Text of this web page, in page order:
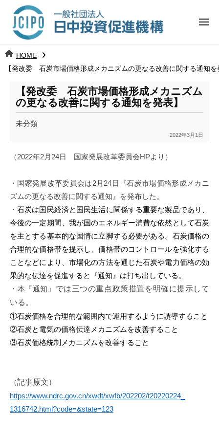
ツ 日
中
投
資
進
機
構
j
c
メ
HOME
【発改委 石炭市場価格形成メカニズムの更なる改善に関する通知を
【発改委 石炭市場価格形成メカニズム
の更なる改善に関する通知を発表】
未分類
2022年3月1日
k
n
a
u
m
（2022年2月 24日 国家発展改革委員会HPより）
・国家発展改革委員会は2月24 日『石炭市場価格形成メカニ
ズムの更なる改善に関する通知』を発布した。
・石炭は国民経済と国民生活に関係する重要な製品であり、
今後の一定期間、我が国のエネルギー消費な依然として石炭
を主とする基本的な国情に立脚する必要がある。石炭価格の
合理的な価格帯を提示し、価格帯のコントロールを強化する
ことなどにより、市場化の方法を通じた石炭や電力価格の効
果的な伝達を促進すると『通知』は打ち出している。
・本『通知』 では三つの重点政策措置を明確に提示して
いる。
①石炭価格を合理的な範囲内で運用するように誘導すること
②石炭と電気の価格伝達メカニズムを改善すること
③石炭価格統制メカニズムを改善すること
（記事原文）
https://www.ndrc.gov.cn/xwdt/xwfb/202202/t20220224_
1316742.html?code=&state=123
日
中
資
進
機